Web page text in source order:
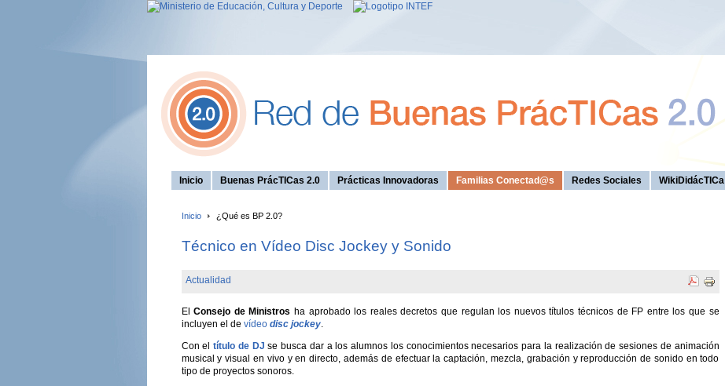
Inicio Buenas PrácTICas 2.0 Prácticas Innovadoras Familias Conectad@s Redes Sociales WikiDidácTICa
Inicio ¿Qué es BP 2.0?
Técnico en Vídeo Disc Jockey y Sonido
Actualidad
ElConsejo de Ministros ha aprobado los reales decretos que regulan los nuevos títulos técnicos de FP entre los que se
incluyen el de vídeo disc jockey.
Con eltítulo de DJ se busca dar a los alumnos los conocimientos necesarios para la realización de sesiones de animación
musical y visual en vivo y en directo, además de efectuar la captación, mezcla, grabación y reproducción de sonido en todo
tipo de proyectos sonoros.